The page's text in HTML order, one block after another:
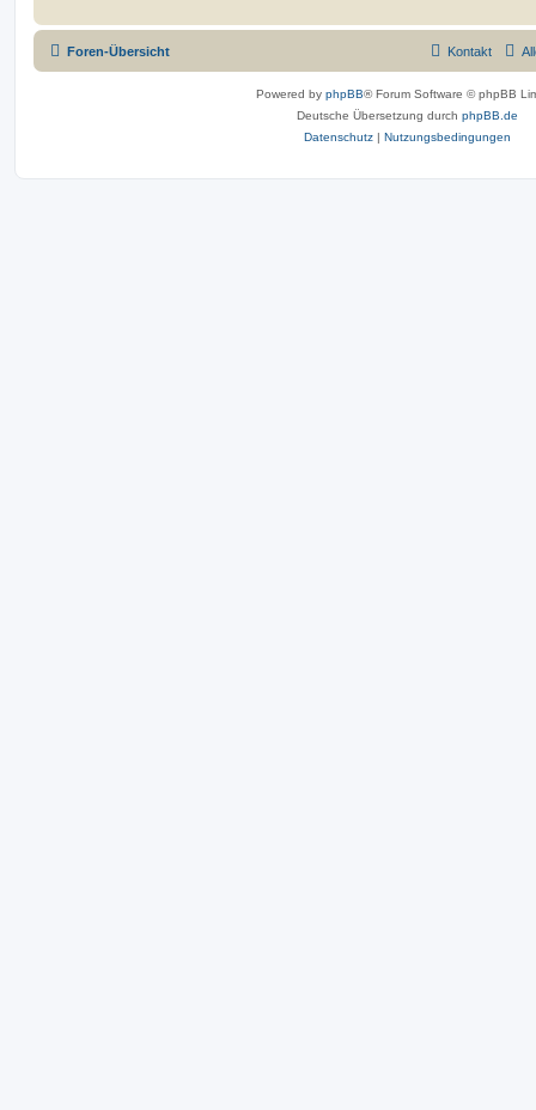
Foren-Übersicht Kontakt
Powered by phpBB® Forum Software © phpBB
Deutsche Übersetzung durch phpBB.de
Datenschutz
Nutzungsbedingungen